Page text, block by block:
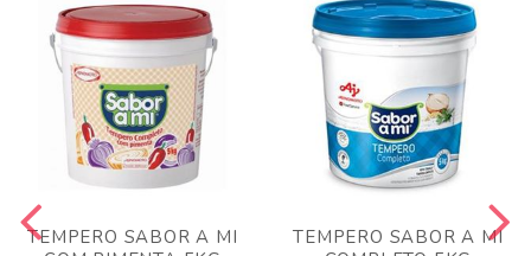
TEMPERO SABOR A MI
TEMPERO SABOR A MI